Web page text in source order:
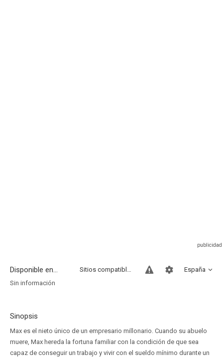
Disponible en... España
Sitios compatibles
Sin información
Sinopsis
Max es el nieto único de un empresario millonario. Cuando su abuelo
muere, Max hereda la fortuna familiar con la condición de que sea
capaz de conseguir un trabajo y vivir con el sueldo mínimo durante un